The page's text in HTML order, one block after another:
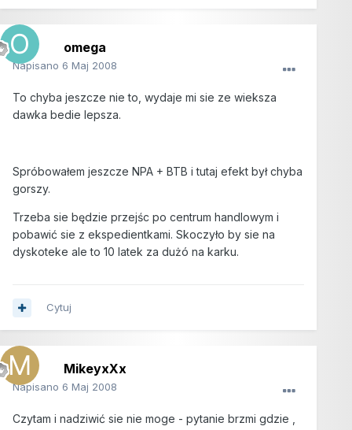
omega
Napisano 6 Maj 2008
To chyba jeszcze nie to, wydaje mi sie ze wieksza
dawka bedie lepsza.
Spróbowałem jeszcze NPA + BTB i tutaj efekt był chyba
gorszy.
Trzeba sie będzie przejśc po centrum handlowym i
pobawić sie z ekspedientkami. Skoczyło by sie na
dyskoteke ale to 10 latek za dużó na karku.
Cytuj
MikeyxXx
Napisano 6 Maj 2008
Czytam i nadziwić sie nie moge - pytanie brzmi gdzie ,